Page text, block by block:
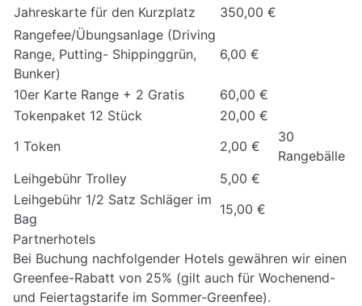
Jahreskarte für den Kurzplatz
350,00 €
Rangefee/Übungsanlage (Driving
Range, Putting- Shippinggrün,
Bunker)
6,00 €
10er Karte Range + 2 Gratis
60,00 €
Tokenpaket 12 Stück
20,00 €
1 Token
2,00 €
30
Rangebälle
Leihgebühr Trolley
5,00 €
Leihgebühr 1/2 Satz Schläger im
Bag
15,00 €
Partnerhotels
Bei Buchung nachfolgender Hotels gewähren wir einen
Greenfee-Rabatt von 25% (gilt auch für Wochenend-
und Feiertagstarife im Sommer-Greenfee).